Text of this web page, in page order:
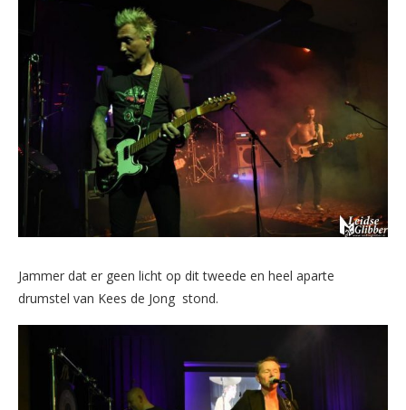
Jammer dat er geen licht op dit tweede en heel aparte
drumstel van Kees de Jong stond.